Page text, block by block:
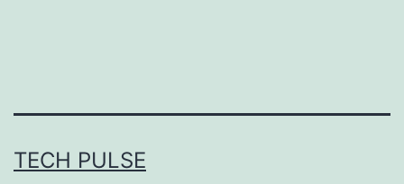
TECH PULSE